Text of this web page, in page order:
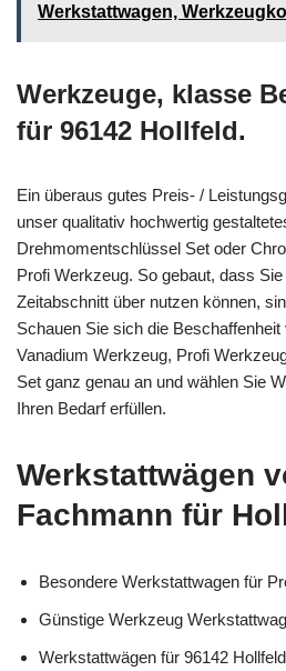
Werkstattwagen,
Werkzeuge, klasse
für 96142 Hollfeld.
Ein überaus gutes Preis- /
unser qualitativ hochwertig
Drehmomentschlüssel Set oder
Profi Werkzeug. So gebaut, dass
Zeitabschnitt über nutzen können,
Schauen Sie sich die
Vanadium Werkzeug, Profi
Set ganz genau an und wählen Sie
Ihren Bedarf erfüllen.
Werkstattwägen
Fachmann für
Besondere Werkstattwagen für
Günstige Werkzeug
Werkstattwägen für 96142